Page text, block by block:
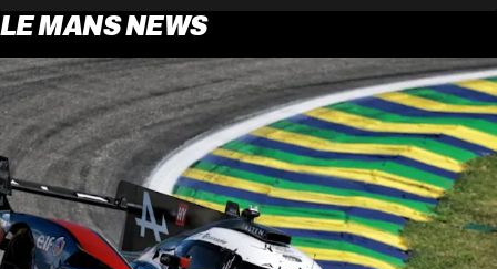
LE MANS NEWS